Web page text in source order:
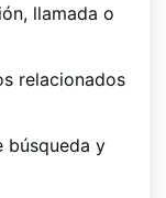
llamada o
relacionados
búsqueda y